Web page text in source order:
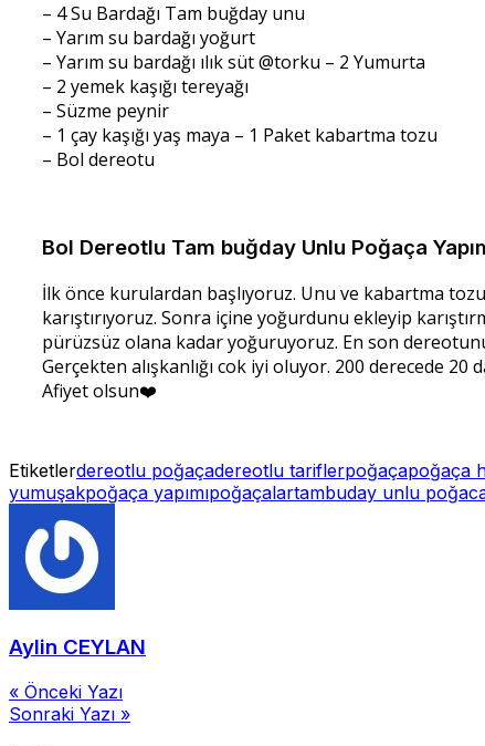
– 4 Su Bardağı Tam buğday unu
– Yarım su bardağı yoğurt
– Yarım su bardağı ılık süt @torku – 2 Yumurta
– 2 yemek kaşığı tereyağı
– Süzme peynir
– 1 çay kaşığı yaş maya – 1 Paket kabartma tozu
– Bol dereotu
Bol Dereotlu Tam buğday Unlu Poğaça
İlk önce kurulardan başlıyoruz. Unu ve kabartma
karıştırıyoruz. Sonra içine yoğurdunu ekleyip
pürüzsüz olana kadar yoğuruyoruz. En son
Gerçekten alışkanlığı cok iyi oluyor. 200 derecede
Afiyet olsun❤️
Etiketlerdereotlu poğaçadereotlu tariflerpoğaçapoğaça
yumuşakpoğaça yapımıpoğaçalartambuday unlu
Aylin CEYLAN
Yazı
gezinmesi
« Önceki Yazı
Sonraki Yazı »